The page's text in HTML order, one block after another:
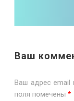
Ваш
Ваш адрес email
поля помечены *